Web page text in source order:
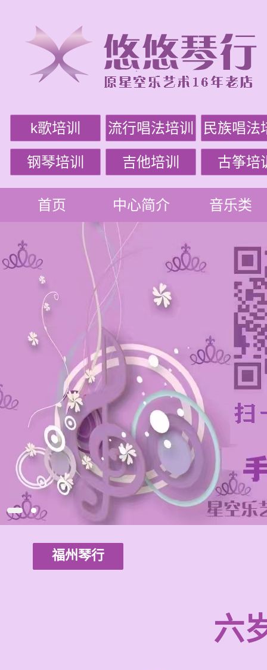
k歌培训 流行唱法培训 民族唱法
钢琴培训 吉他培训 古筝培
首页 中心简介 音乐类
福州琴行
六